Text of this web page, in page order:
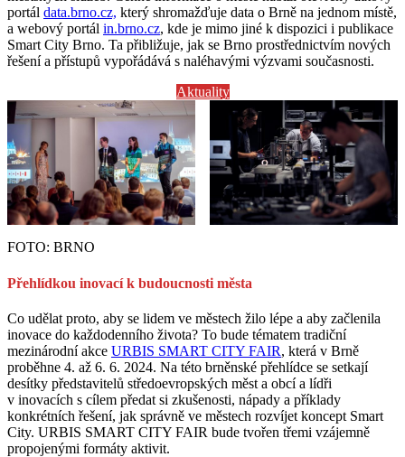
portál data.brno.cz, který shromažďuje data o Brně na jednom místě,
a webový portál in.brno.cz, kde je mimo jiné k dispozici i publikace
Smart City Brno. Ta přibližuje, jak se Brno prostřednictvím nových
řešení a přístupů vypořádává s naléhavými výzvami současnosti.
Aktuality
FOTO: BRNO
Přehlídkou inovací k budoucnosti města
Co udělat proto, aby se lidem ve městech žilo lépe a aby začlenila
inovace do každodenního života? To bude tématem tradiční
mezinárodní akce URBIS SMART CITY FAIR, která v Brně
proběhne 4. až 6. 6. 2024. Na této brněnské přehlídce se setkají
desítky představitelů středoevropských měst a obcí a lídři
v inovacích s cílem předat si zkušenosti, nápady a příklady
konkrétních řešení, jak správně ve městech rozvíjet koncept Smart
City. URBIS SMART CITY FAIR bude tvořen třemi vzájemně
propojenými formáty aktivit.